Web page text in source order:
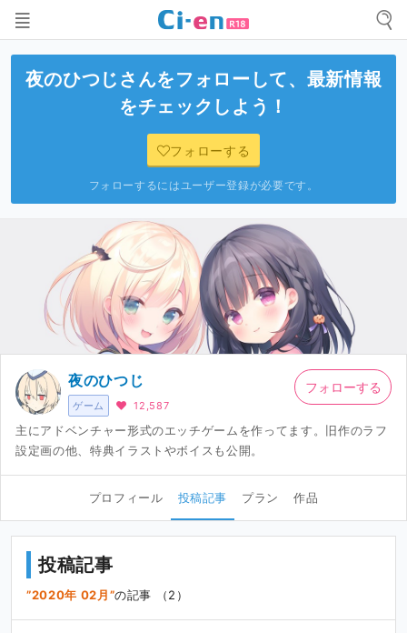
夜のひつじ さんをフォローして、最新情報
をチェックしよう！
フォローする
フォローするにはユーザー登録が必要です。
ゲーム
夜のひつじ
12,587
主にアドベンチャー形式のエッチゲームを作ってます。旧作のラフ
設定画の他、特典イラストやボイスも公開。
フォローする
プロフィール 投稿記事 プラン 作品
投稿記事
2020年 02月 の記事 （2）